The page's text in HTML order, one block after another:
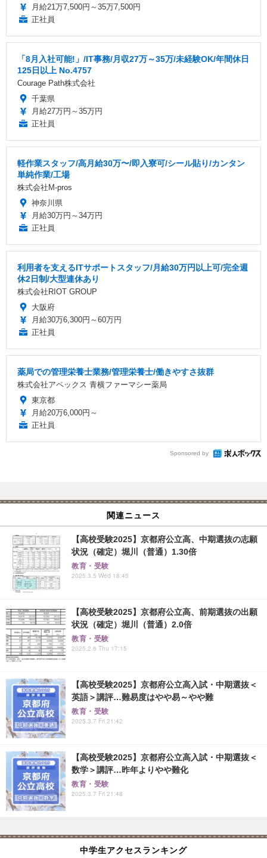
月給21万7,500円～35万7,500円
正社員
「8月入社可能!」/IT事務/月収27万～35万/未経験OK/年間休日
125日以上 No.4757
Courage Path株式会社
千葉県
月給27万円～35万円
正社員
軽作業スタッフ/高月給30万〜/即入寮可/シール貼り/カンタン
単純作業/工場
株式会社M-pros
神奈川県
月給30万円～34万円
正社員
利用者を支えるITサポートスタッフ/月給30万円以上可/完全週
休2日制/大型連休あり
株式会社RIOT GROUP
大阪府
月給30万6,300円～60万円
正社員
薬局での管理栄養士業務/管理栄養士/働きやすさ抜群
株式会社アペックス 青横ファーマシー薬局
東京都
月給20万6,000円～
正社員
Sponsored by
関連ニュース
【高校受験2025】京都府公立高、中期選抜の志願
状況（確定）堀川（普通）1.30倍
教育・受験
2025.3.5 Wed 18:45
【高校受験2025】京都府公立高、前期選抜の出願
状況（確定）堀川（普通）2.0倍
教育・受験
2025.2.6 Thu 17:15
【高校受験2025】京都府公立高入試・中期選抜＜
英語＞講評…難易度はやや易～やや難
教育・受験
2025.3.7 Fri 21:42
【高校受験2025】京都府公立高入試・中期選抜＜
数学＞講評…昨年よりやや難化
教育・受験
2025.3.7 Fri 21:48
中学生アクセスランキング